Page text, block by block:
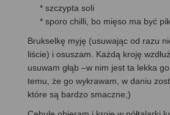
* szczypta soli
* sporo chilli, bo mięso ma być
Brukselkę myję (usuwając od razu
liście) i osuszam. Każdą kroję
usuwam głąb –w nim jest ta lekka
temu, że go wykrawam, w daniu
które są bardzo smaczne;)